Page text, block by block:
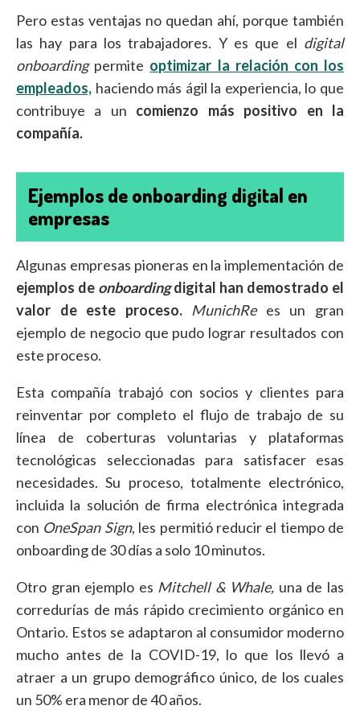
Pero estas ventajas no quedan ahí, porque también
las hay para los trabajadores. Y es que el digital
onboardingpermite optimizar la relación con los
empleados, haciendo más ágil la experiencia, lo que
contribuye a un comienzo más positivo en la
compañía.
Ejemplos de onboarding digital en
empresas
Algunas empresas pioneras en la implementación de
ejemplos de onboardingdigital han demostrado el
valor de este proceso.
MunichRees un gran
ejemplo de negocio que pudo lograr resultados con
este proceso.
Esta compañía trabajó con socios y clientes para
reinventar por completo el flujo de trabajo de su
línea de coberturas voluntarias y plataformas
tecnológicas seleccionadas para satisfacer esas
necesidades. Su proceso, totalmente electrónico,
incluida la solución de firma electrónica integrada
con OneSpan Sign, les permitió reducir el tiempo de
onboarding de 30 días a solo 10 minutos.
Otro gran ejemplo es Mitchell & Whale, una de las
corredurías de más rápido crecimiento orgánico en
Ontario. Estos se adaptaron al consumidor moderno
mucho antes de la COVID-19, lo que los llevó a
atraer a un grupo demográfico único, de los cuales
un 50% era menor de 40 años.